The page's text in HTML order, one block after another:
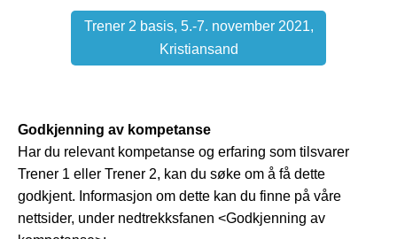
Trener 2 basis, 5.-7. november 2021,
Kristiansand
Godkjenning av kompetanse
Har du relevant kompetanse og erfaring som tilsvarer
Trener 1 eller Trener 2, kan du søke om å få dette
godkjent. Informasjon om dette kan du finne på våre
nettsider, under nedtrekksfanen <Godkjenning av